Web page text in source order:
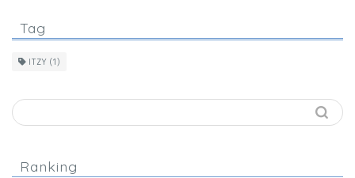
Tag
ITZY (1)
Ranking